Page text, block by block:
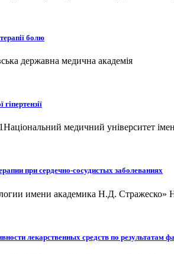
болю
державна медична академія
медичний університет
при сердечно-сосудистых заболеваниях
имени академика Н.Д.
лекарственных средств по результатам